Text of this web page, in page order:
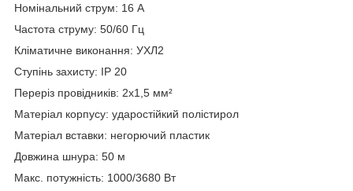
Номінальний струм: 16 А
Частота струму: 50/60 Гц
Кліматичне виконання: УХЛ2
Ступінь захисту: IP 20
Переріз провідників: 2х1,5 мм²
Матеріал корпусу: ударостійкий полістирол
Матеріал вставки: негорючий пластик
Довжина шнура: 50 м
Макс. потужність: 1000/3680 Вт